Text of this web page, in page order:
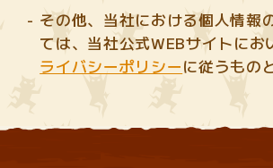
その他、当社における個人情報
ては、当社公式WEBサイトにお
ライバシーポリシーに従うもの